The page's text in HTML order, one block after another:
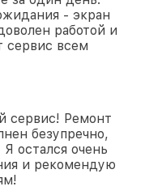
- экран
работой и
сервис всем
сервис! Ремонт
безупречно,
остался очень
и рекомендую